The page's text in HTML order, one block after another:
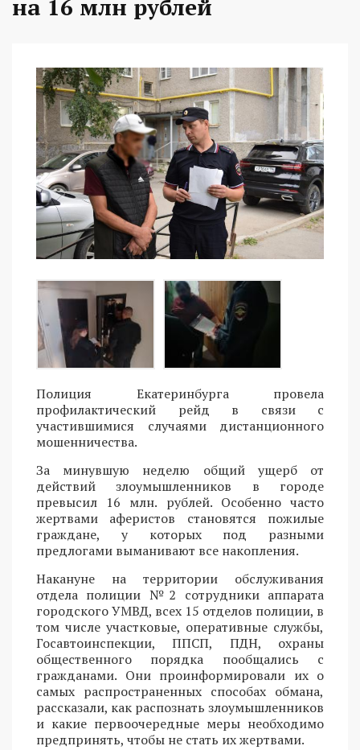
на 16 млн рублей
Полиция Екатеринбурга провела
профилактический рейд в связи с
участившимися случаями дистанционного
мошенничества.
За минувшую неделю общий ущерб от
действий злоумышленников в городе
превысил 16 млн. рублей. Особенно часто
жертвами аферистов становятся пожилые
граждане, у которых под разными
предлогами выманивают все накопления.
Накануне на территории обслуживания
отдела полиции №2 сотрудники аппарата
городского УМВД, всех 15 отделов полиции, в
том числе участковые, оперативные службы,
Госавтоинспекции, ППСП, ПДН, охраны
общественного порядка пообщались с
гражданами. Они проинформировали их о
самых распространенных способах обмана,
рассказали, как распознать злоумышленников
и какие первоочередные меры необходимо
предпринять, чтобы не стать их жертвами.